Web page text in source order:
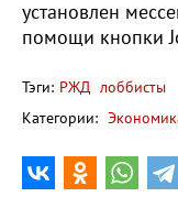
установлен
помощи кнопки
Тэги: РЖД лоббисты
Категории: